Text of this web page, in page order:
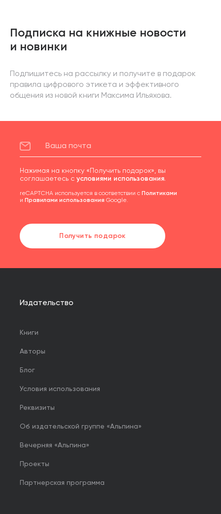
Подписка на книжные новости
и новинки
Подпишитесь на рассылку и получите в подарок
правила цифрового этикета и эффективного
общения из новой книги Максима Ильяхова.
Нажимая на кнопку «Получить подарок», вы
соглашаетесь с условиями использования.
reCAPTCHA используется в соответствии с Политиками
и Правилами использования Google.
Получить подарок
Издательство
Книги
Авторы
Блог
Условия использования
Реквизиты
Об издательской группе «Альпина»
Вечерняя «Альпина»
Проекты
Партнерская программа